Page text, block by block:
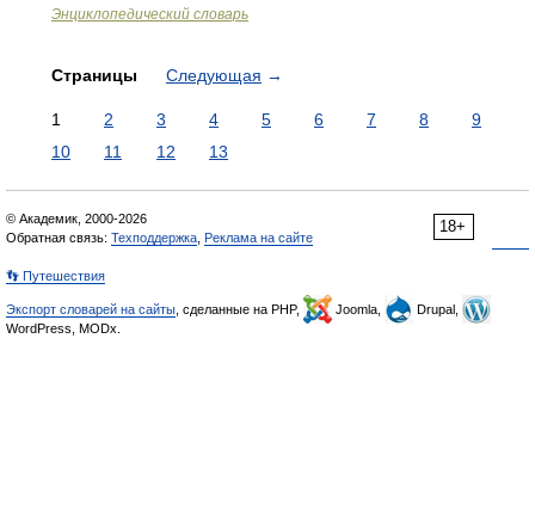
Энциклопедический словарь
Страницы Следующая →
1 2 3 4 5 6 7 8
9
10
11 12 13
18+
© Академик, 2000-2026
Обратная связь: Техподдержка Реклама на сайте
👣 Путешествия
Экспорт словарей на сайты , сделанные на PHP, Joomla,
Drupal,
WordPress, MODx.